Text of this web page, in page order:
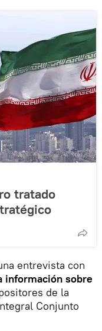
tratado
entrevista con
información sobre
de la
Conjunto